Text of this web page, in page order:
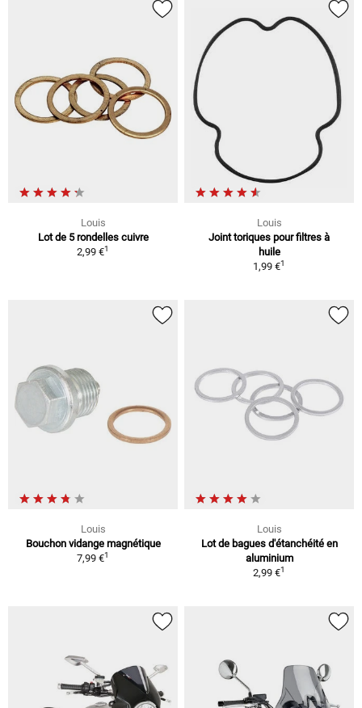
Louis
Lot de 5 rondelles cuivre
2,99 €1
Louis
Joint toriques pour filtres à
huile
1,99 €1
Louis
Bouchon vidange magnétique
7,99 €1
Louis
Lot de bagues d'étanchéité en
aluminium
2,99 €1